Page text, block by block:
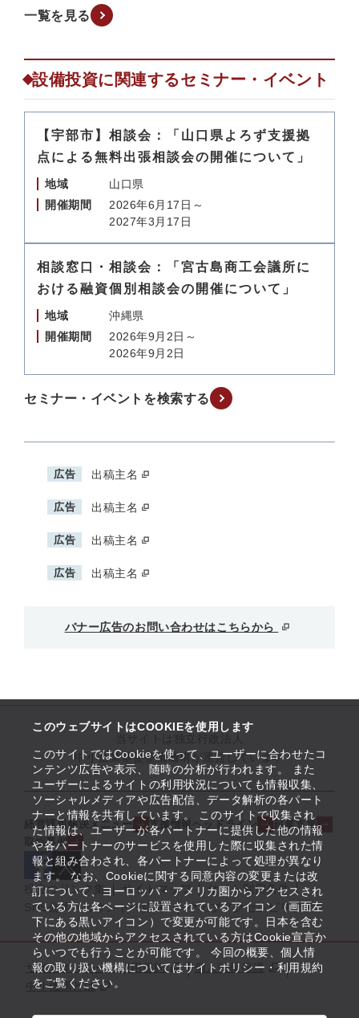
このウェブサイトはCOOKIEを使用します
このサイトではCookieを使って、ユーザーに合わせたコ
ンテンツ広告や表示、随時の分析が行われます。 また
ユーザーによるサイトの利用状況についても情報収集、
ソーシャルメディアや広告配信、データ解析の各パート
ナーと情報を共有しています。 このサイトで収集され
た情報は、ユーザーが各パートナーに提供した他の情報
や各パートナーのサービスを使用した際に収集された情
報と組み合わされ、各パートナーによって処理が異なり
ます。 なお、Cookieに関する同意内容の変更または改
訂について、ヨーロッパ・アメリカ圏からアクセスされ
ている方は各ページに設置されているアイコン（画面左
下にある黒いアイコン）で変更が可能です。日本を含む
その他の地域からアクセスされている方はCookie宣言か
らいつでも行うことが可能です。 今回の概要、個人情
報の取り扱い機構についてはサイトポリシー・利用規約
をご覧ください。
一覧を見る
設備投資に関連するセミナー・イベント
【宇部市】相談会：「山口県よろず支援拠
点による無料出張相談会の開催について」
地域
山口県
開催期間
2026年6月17日～
2027年3月17日
相談窓口・相談会：「宮古島商工会議所に
おける融資個別相談会の開催について」
地域
沖縄県
開催期間
2026年9月2日～
2026年9月2日
セミナー・イベントを検索する
広告 出稿主名
広告 出稿主名
広告 出稿主名
広告 出稿主名
バナー広告のお問い合わせはこちらから
中小企業基盤整備機構が運営しています
経営課題解決メニュー 支援情報ヘッドライン
起業支援
取組事例
役立つリンク集 サイトマップ
サイト利用条件
SNS公式アカウント一覧
ウェブアクセシビリティ
サイトポリシー・利用規約
個人情報保護
中小機構とは